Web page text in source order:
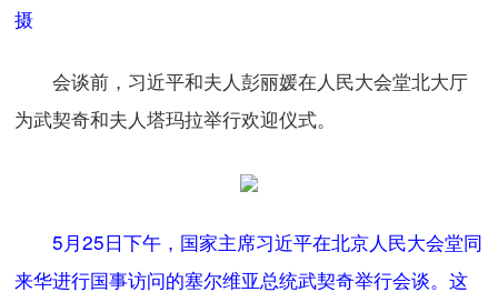
摄
会谈前，习近平和夫人彭丽媛在人民大会堂北大厅
为武契奇和夫人塔玛拉举行欢迎仪式。
5月25日下午，国家主席习近平在北京人民大会堂同
来华进行国事访问的塞尔维亚总统武契奇举行会谈。这